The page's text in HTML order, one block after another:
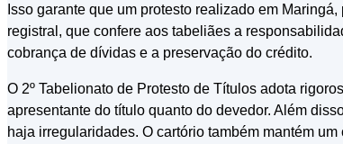
Isso garante que um protesto realizado em
registral, que confere aos tabeliães a
cobrança de dívidas e a preservação do crédito.
O 2º Tabelionato de Protesto de Títulos adota
apresentante do título quanto do devedor. Além
haja irregularidades. O cartório também mantém